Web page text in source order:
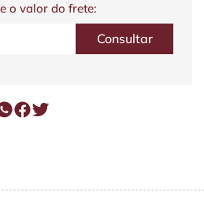
o valor do frete: